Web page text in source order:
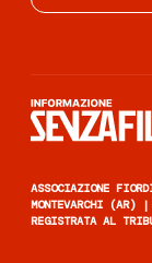
ASSOCIAZIONE
MONTEVARCHI (AR)
REGISTRATA AL